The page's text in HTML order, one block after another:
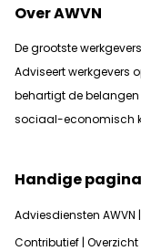
Over AWVN
De grootste
Adviseert werkgevers
behartigt de belangen
sociaal-economisch
Handige
Adviesdiensten AWVN
Contributief | Overzicht